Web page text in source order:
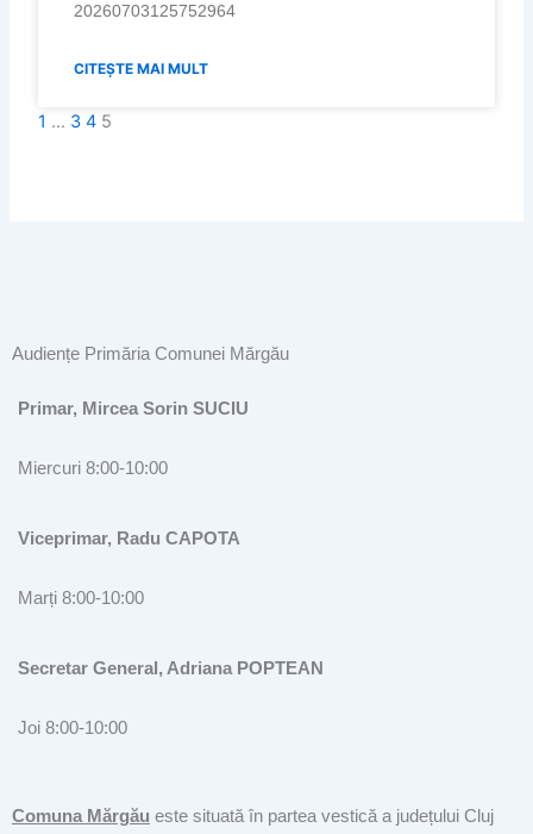
20260703125752964
CITEȘTE MAI MULT
1 … 3 4 5
Audiențe Primăria Comunei Mărgău
Primar, Mircea Sorin SUCIU
Miercuri 8:00-10:00
Viceprimar, Radu CAPOTA
Marți 8:00-10:00
Secretar General, Adriana POPTEAN
Joi 8:00-10:00
Comuna Mărgău este situată în partea vestică a județului Cluj